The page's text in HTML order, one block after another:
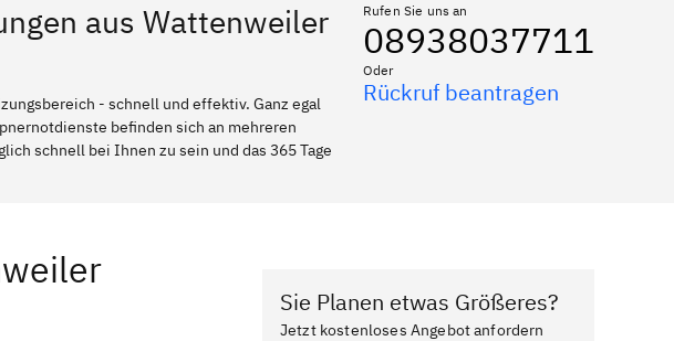
aus Wattenweiler
- schnell und effektiv. Ganz egal
befinden sich an mehreren
schnell bei Ihnen zu sein und das 365 Tage
Rufen Sie uns an
08938037711
Oder
Rückruf beantragen
Sie Planen etwas Größeres?
Jetzt kostenloses Angebot anfordern